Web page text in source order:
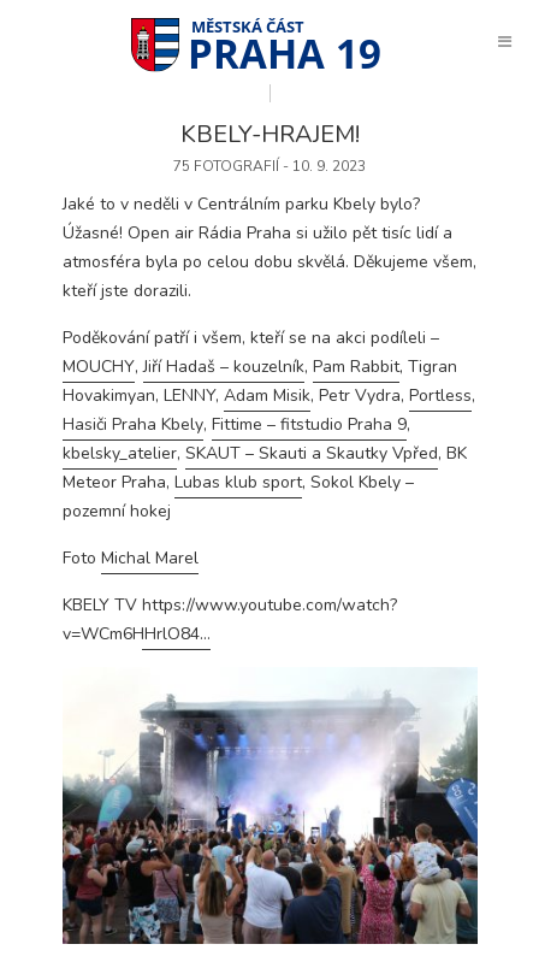
PRAHA 19
KBELY-HRAJEM!
75 FOTOGRAFIÍ - 10. 9. 2023
Jaké to v neděli v Centrálním parku Kbely bylo?
Úžasné! Open air Rádia Praha si užilo pět tisíc lidí a
atmosféra byla po celou dobu skvělá. Děkujeme všem,
kteří jste dorazili.
Poděkování patří i všem, kteří se na akci podíleli –
MOUCHY,Jiří Hadaš – kouzelník, Pam Rabbit, Tigran
Hovakimyan, LENNY, Adam Misik, Petr Vydra, Portless,
Hasiči Praha Kbely, Fittime – fitstudio Praha 9,
kbelsky_atelier, SKAUT – Skauti a Skautky Vpřed, BK
Meteor Praha, Lubas klub sport, Sokol Kbely –
pozemní hokej
Foto Michal Marel
KBELY TV https://www.youtube.com/watch?
v=WCm6HHrlO84…
nezbytné pro
funkcí, které
nabízí.
Nepožadujeme
Váš souhlas s
technických
cookies na
našem webu. Z
tohoto důvodu
technické
cookies
nemohou být